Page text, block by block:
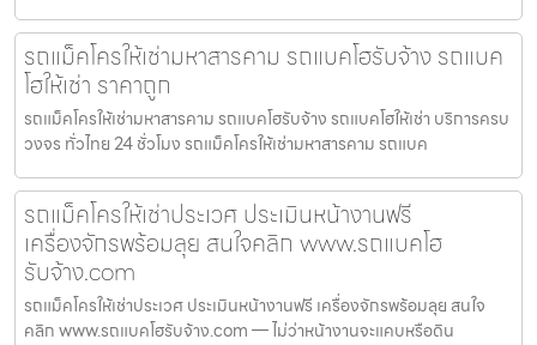
รถแม็คโครให้เช่ามหาสารคาม รถแบคโฮรับจ้าง รถแบค
โฮให้เช่า ราคาถูก
รถแม็คโครให้เช่ามหาสารคาม รถแบคโฮรับจ้าง รถแบคโฮให้เช่า บริการครบ
วงจร ทั่วไทย 24 ชั่วโมง รถแม็คโครให้เช่ามหาสารคาม รถแบค
รถแม็คโครให้เช่าประเวศ ประเมินหน้างานฟรี
เครื่องจักรพร้อมลุย สนใจคลิก www.รถแบคโฮ
รับจ้าง.com
รถแม็คโครให้เช่าประเวศ ประเมินหน้างานฟรี เครื่องจักรพร้อมลุย สนใจ
คลิก www.รถแบคโฮรับจ้าง.com — ไม่ว่าหน้างานจะแคบหรือดิน